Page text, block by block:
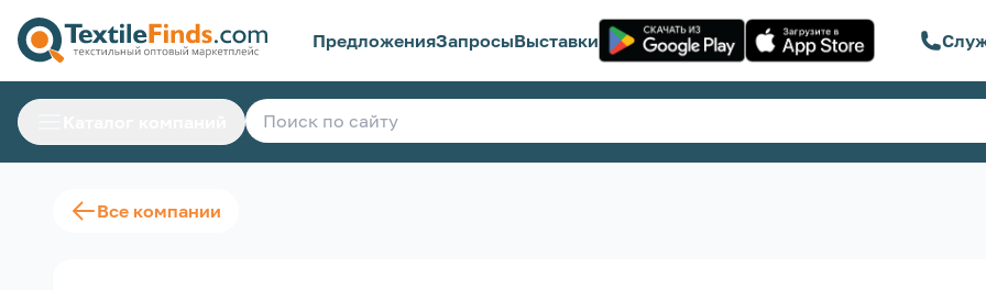
ПредложенияЗапросыВыставки
Все компании